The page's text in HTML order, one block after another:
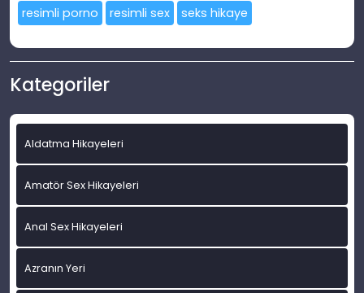
resimli porno resimli sex seks hikaye
Kategoriler
Aldatma Hikayeleri
Amatör Sex Hikayeleri
Anal Sex Hikayeleri
Azranın Yeri